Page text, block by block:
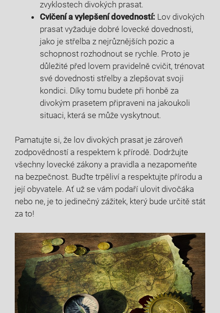
zvyklostech divokých ⁤prasat.
Cvičení a vylepšení dovedností: Lov divokých
prasat ⁢vyžaduje dobré lovecké dovednosti,
jako je střelba⁣ z nejrůznějších pozic a
schopnost rozhodnout se rychle. ⁣Proto je‌
důležité​ před lovem pravidelně cvičit,⁤ trénovat
své‍ dovednosti střelby a zlepšovat svoji
kondici. ‌Díky tomu budete při honbě za
divokým​ prasetem ⁣připraveni na jakoukoli
situaci, která se může vyskytnout.
Pamatujte si, ⁣že lov divokých prasat je zároveň
zodpovědností a respektem k přírodě.‍ Dodržujte
všechny lovecké zákony a pravidla a ‌nezapomeňte
na bezpečnost. Buďte ⁣trpěliví a respektujte přírodu a
její obyvatele. Ať už se vám‌ podaří ulovit divočáka
nebo ne, ⁤je to jedinečný zážitek, ‌který bude ‌určitě stát
za‍ to!